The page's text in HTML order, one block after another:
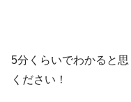
5分くらいでわかると
ください！